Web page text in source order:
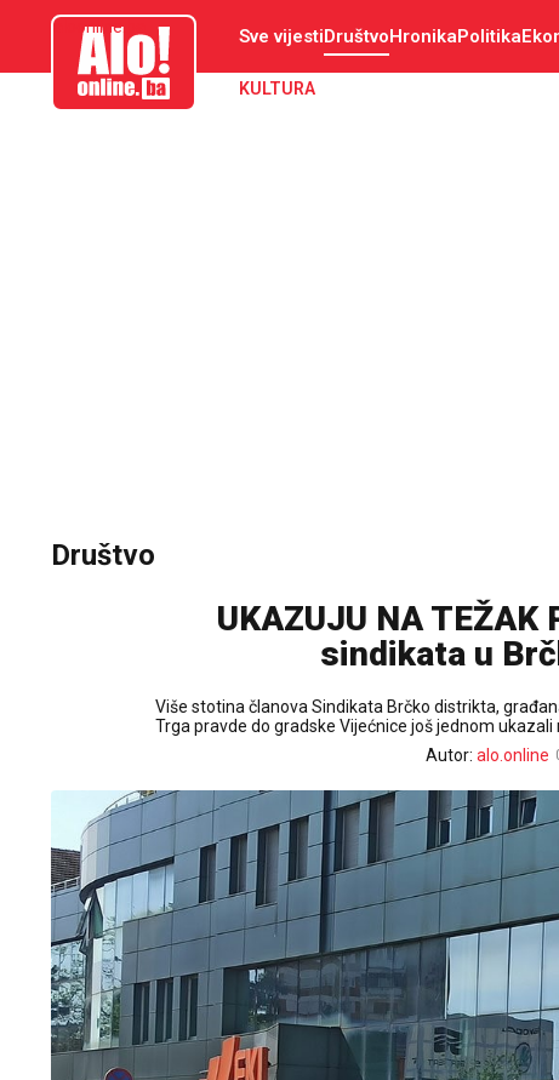
aloonline.ba Sve vijestiDruštvoHronikaPolitika
KULTURA
Društvo
UKAZUJU NA
sindikata u
Više stotina članova Sindikata Brčko distrikta,
Trga pravde do gradske Vijećnice još jednom
Autor: alo.online